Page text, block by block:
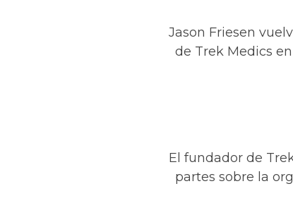
Jason Friesen
de Trek Medics
El fundador de
partes sobre la